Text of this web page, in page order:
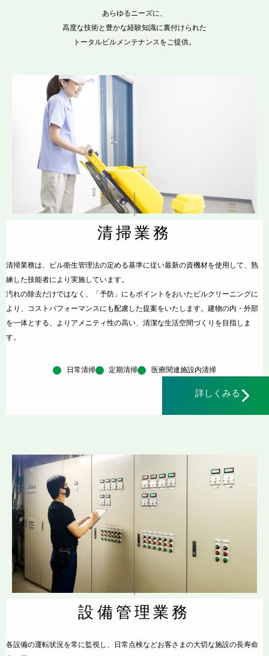
あらゆるニーズに、
高度な技術と豊かな経験知識に裏付けられた
トータルビルメンテナンスをご提供。
清掃業務
清掃業務は、ビル衛生管理法の定める基準に従い最新の資機材を使用して、熟
練した技能者により実施しています。
汚れの除去だけではなく、「予防」にもポイントをおいたビルクリーニングに
より、コストパフォーマンスにも配慮した提案をいたします。建物の内・外部
を一体とする、よりアメニティ性の高い、清潔な生活空間づくりを目指しま
す。
日常清掃 定期清掃 医療関連施設内清掃
詳しくみる
設備管理業務
各設備の運転状況を常に監視し、日常点検などお客さまの大切な施設の長寿命